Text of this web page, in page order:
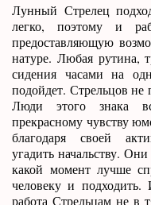
Лунный Стрелец
легко, поэтому и
предоставляющую
натуре. Любая рутина,
сидения часами на
подойдет. Стрельцов
Люди этого знака
прекрасному чувству
благодаря своей
угадить начальству.
какой момент лучше
человеку и
работа Стрельцам не в